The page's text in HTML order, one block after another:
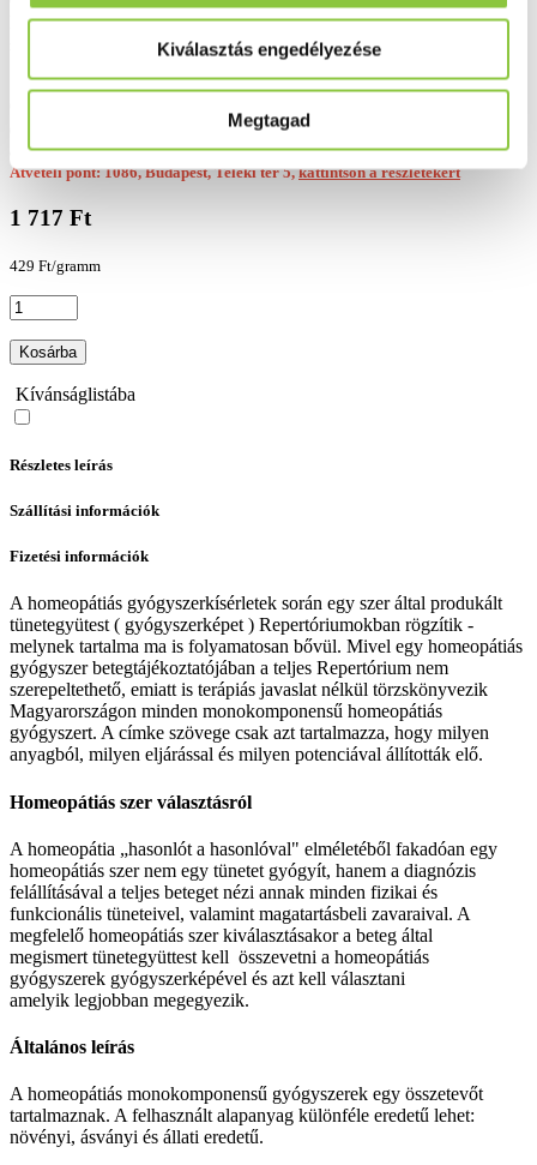
Kiválasztás engedélyezése
Megtagad
Rendelhető Hasonló termékeket keresek
(Szállítási, átvételi idő: legfeljebb 3
(A terméket a hatályos jogszabályok értelmében, csak személyesen tudod
átvenni)
Átvételi pont: 1086, Budapest, Teleki tér 5,kattintson a részletekért
1 717 Ft
429 Ft/gramm
Kosárba
Kívánságlistába
Részletes leírás
Szállítási információk
Fizetési információk
A homeopátiás gyógyszerkísérletek során egy szer által produkált
tünetegyütest ( gyógyszerképet ) Repertóriumokban rögzítik -
melynek tartalma ma is folyamatosan bővül. Mivel egy homeopátiás
gyógyszer betegtájékoztatójában a teljes Repertórium nem
szerepeltethető, emiatt is terápiás javaslat nélkül törzskönyvezik
Magyarországon minden monokomponensű homeopátiás
gyógyszert. A címke szövege csak azt tartalmazza, hogy milyen
anyagból, milyen eljárással és milyen potenciával állították elő.
Homeopátiás szer választásról
A homeopátia „hasonlót a hasonlóval" elméletéből fakadóan egy
homeopátiás szer nem egy tünetet gyógyít, hanem a diagnózis
felállításával a teljes beteget nézi annak minden fizikai és
funkcionális tüneteivel, valamint magatartásbeli zavaraival. A
megfelelő homeopátiás szer kiválasztásakor a beteg által
megismert tünetegyüttest kell összevetni a homeopátiás
gyógyszerek gyógyszerképével és azt kell választani
amelyik legjobban megegyezik.
Általános leírás
A homeopátiás monokomponensű gyógyszerek egy összetevőt
tartalmaznak. A felhasznált alapanyag különféle eredetű lehet:
növényi, ásványi és állati eredetű.